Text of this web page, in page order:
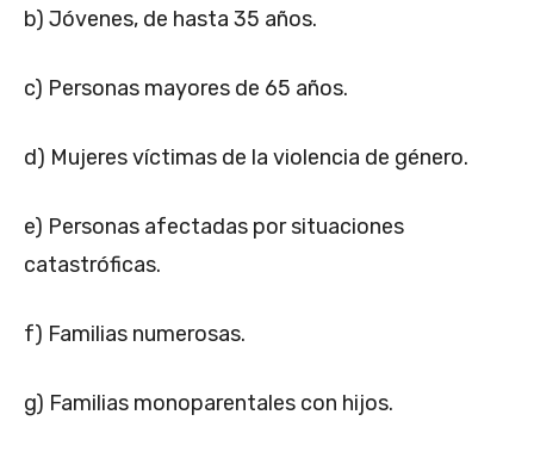
b) Jóvenes, de hasta 35 años.
c) Personas mayores de 65 años.
d) Mujeres víctimas de la violencia de género.
e) Personas afectadas por situaciones
catastróficas.
f) Familias numerosas.
g) Familias monoparentales con hijos.